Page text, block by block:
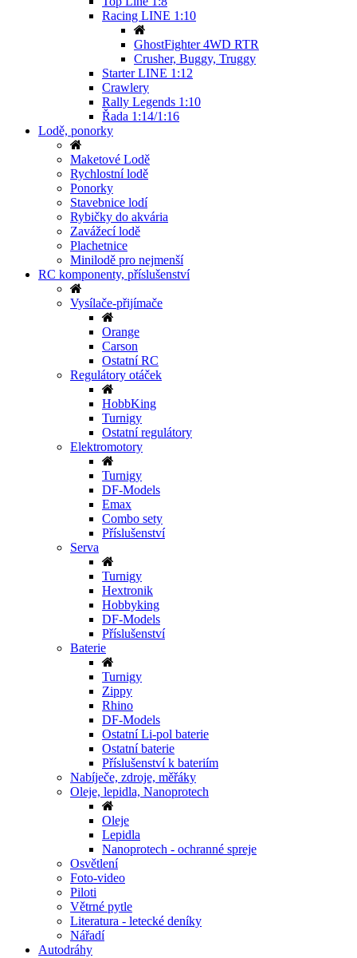
Racing LINE 1:10
GhostFighter 4WD RTR
Crusher, Buggy, Truggy
Starter LINE 1:12
Crawlery
Rally Legends 1:10
Řada 1:14/1:16
Lodě, ponorky
Maketové Lodě
Rychlostní lodě
Ponorky
Stavebnice lodí
Rybičky do akvária
Zavážecí lodě
Plachetnice
Minilodě pro nejmenší
RC komponenty, příslušenství
Vysílače-přijímače
Orange
Carson
Ostatní RC
Regulátory otáček
HobbKing
Turnigy
Ostatní regulátory
Elektromotory
Turnigy
DF-Models
Emax
Combo sety
Příslušenství
Serva
Turnigy
Hextronik
Hobbyking
DF-Models
Příslušenství
Baterie
Turnigy
Zippy
Rhino
DF-Models
Ostatní Li-pol baterie
Ostatní baterie
Příslušenství k bateriím
Nabíječe, zdroje, měřáky
Oleje, lepidla, Nanoprotech
Oleje
Lepidla
Nanoprotech - ochranné spreje
Osvětlení
Foto-video
Piloti
Větrné pytle
Literatura - letecké deníky
Nářadí
Autodráhy